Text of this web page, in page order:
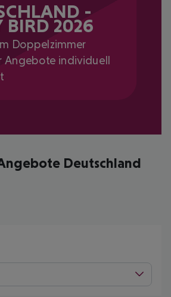
-
BIRD 2026
Doppelzimmer
Angebote individuell
Deutschland